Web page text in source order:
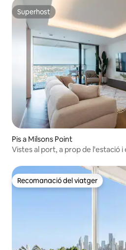
Superhost
Superhost
Pis a Milsons Point
Vistes al port, a prop de l'estació
Recomanació del viatger
Recomanació del viatger